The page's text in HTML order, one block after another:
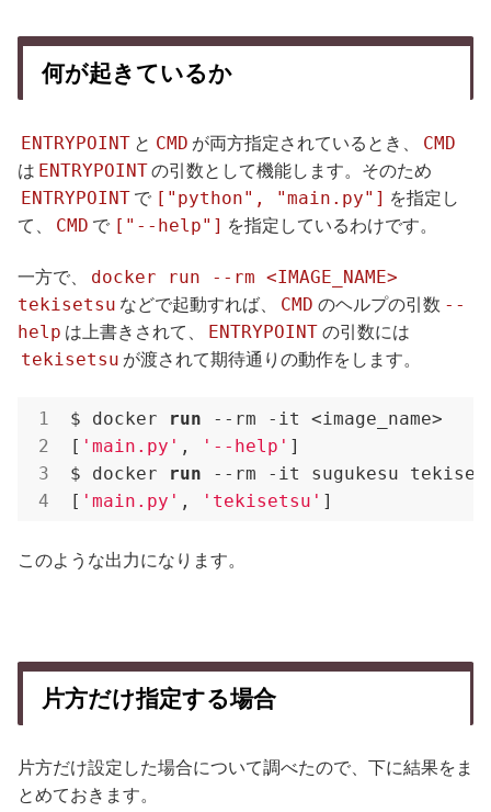
何が起きているか
ENTRYPOINT と CMD が両方指定されているとき、 CMD
は ENTRYPOINTの引数として機能します。そのため
ENTRYPOINT で ["python", "main.py"] を指定し
て、
CMD で ["--help"] を指定しているわけです。
一方で、
docker run --rm <IMAGE_NAME>
tekisetsu などで起動すれば、 CMD のヘルプの引数 --
help は上書きされて、 ENTRYPOINT の引数には
tekisetsu が渡されて期待通りの動作をします。
$ docker run --rm -it <image_name>
[ 'main.py' , '--help' ]
$ docker
run --rm -it sugukesu
[ 'main.py' , 'tekisetsu' ]
このような出力になります。
片方だけ指定する場合
片方だけ設定した場合について調べたので、下に結果をま
とめておきます。